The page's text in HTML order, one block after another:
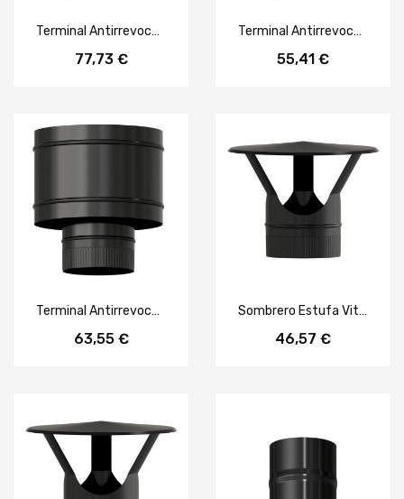
Terminal Antirrevocante Estufa Vitrificado Negro Ø 200 mm.
77,73 €
Terminal Antirrevocante Estufa Vitrificado Negro Ø 120 mm.
55,41 €
Terminal Antirrevocante Estufa Vitrificado Negro Ø 150 mm.
63,55 €
Sombrero Estufa Vitrificado Negro Ø 200 mm.
46,57 €